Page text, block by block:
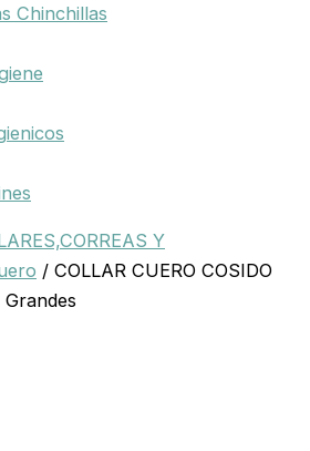
Chinchillas
Y
/ COLLAR CUERO COSIDO
Grandes